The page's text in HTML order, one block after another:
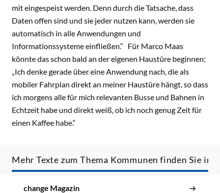
mit eingespeist werden. Denn durch die Tatsache, dass
Daten offen sind und sie jeder nutzen kann, werden sie
automatisch in alle Anwendungen und
Informationssysteme einfließen.“ Für Marco Maas
könnte das schon bald an der eigenen Haustüre beginnen:
„Ich denke gerade über eine Anwendung nach, die als
mobiler Fahrplan direkt an meiner Haustüre hängt, so dass
ich morgens alle für mich relevanten Busse und Bahnen in
Echtzeit habe und direkt weiß, ob ich noch genug Zeit für
einen Kaffee habe.“
Mehr Texte zum Thema Kommunen finden Sie in
change Magazin